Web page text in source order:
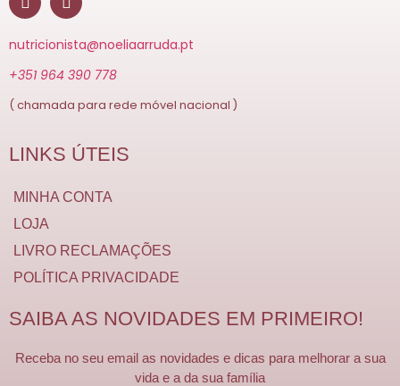
nutricionista@noeliaarruda.pt
+351 964 390 778
( chamada para rede móvel nacional )
LINKS ÚTEIS
MINHA CONTA
LOJA
LIVRO RECLAMAÇÕES
POLÍTICA PRIVACIDADE
SAIBA AS NOVIDADES EM PRIMEIRO!
Receba no seu email as novidades e dicas para melhorar a sua
vida e a da sua família